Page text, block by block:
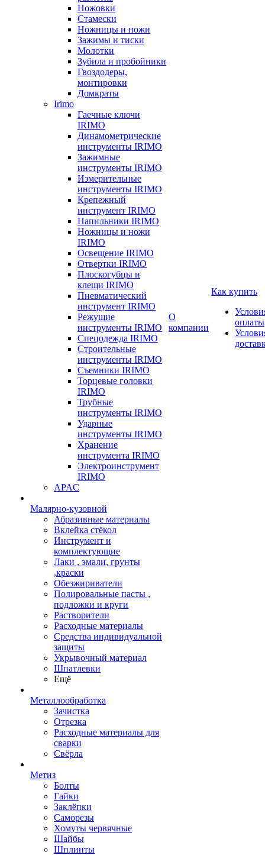
Ножовки
Стамески
Ножницы и ножи
Зажимы и тиски
Молотки
Зубила и пробойники
Гвоздодеры,
монтировки
Домкраты
Irimo
Гаечные ключи
IRIMO
Динамометрические
инструменты IRIMO
Зажимные
инструменты IRIMO
Измерительные
инструменты IRIMO
Крепежный
инструмент IRIMO
Напильники IRIMO
Ножницы и ножи
IRIMO
Освещение IRIMO
Отвертки IRIMO
Плоскогубцы и
клещи IRIMO
Пневматический
инструмент IRIMO
Режущие
инструменты IRIMO
Спецодежда IRIMO
Строительные
инструменты IRIMO
Съемники IRIMO
Торцевые головки
IRIMO
Трубные
инструменты IRIMO
Ударные
инструменты IRIMO
Хранение
инструмента IRIMO
Электроинструмент
IRIMO
APAC
Малярно-кузовной
Абразивные материалы
Вклейка стёкол
Инструмент и
комплектующие
Лаки , эмали, грунты
,краски
Обезжириватели
Полировальные пасты ,
подложки и круги
Растворители
Расходные материалы
Средства индивидуальной
защиты
Укрывочный материал
Шпатлевки
Ещё
Металлообработка
Зачистка
Отрезка
Расходные материалы для
сварки
Свёрла
Метиз
Болты
Гайки
Заклёпки
Саморезы
Хомуты червячные
Шайбы
Шплинты
О
компании
Как купить
оплаты